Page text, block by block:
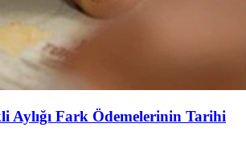
Aylığı Fark Ödemelerinin Tarihi